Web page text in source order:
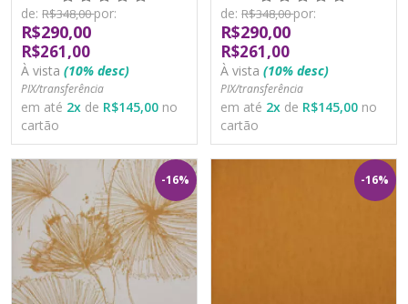
de: R$348,00por:
R$290,00
R$261,00
À vista (10% desc)
PIX/transferência
em até 2x de R$145,00 no
cartão
de: R$348,00por:
R$290,00
R$261,00
À vista (10% desc)
PIX/transferência
em até 2x de R$145,00 no
cartão
-16% -16%